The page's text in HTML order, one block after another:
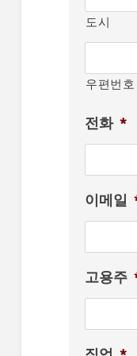
도시
우편번호
전화 *
이메일
고용주